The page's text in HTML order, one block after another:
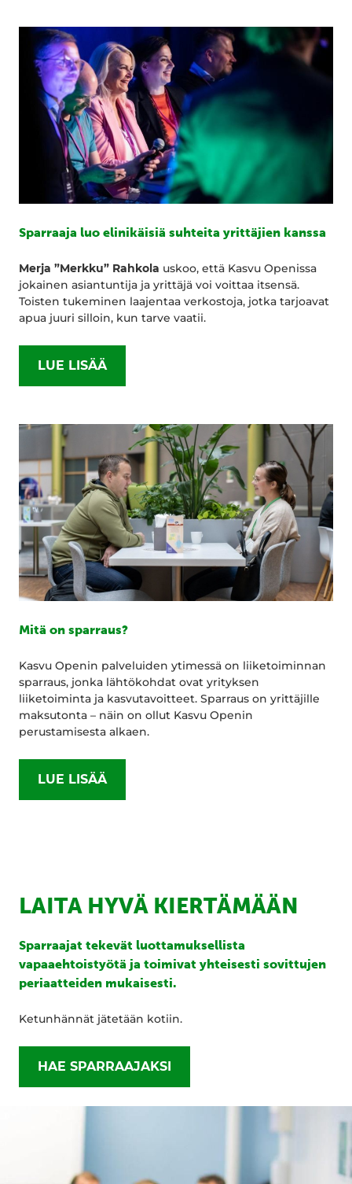
Sparraaja luo elinikäisiä suhteita yrittäjien kanssa
Merja ”Merkku” Rahkola uskoo, että Kasvu Openissa
jokainen asiantuntija ja yrittäjä voi voittaa itsensä.
Toisten tukeminen laajentaa verkostoja, jotka tarjoavat
apua juuri silloin, kun tarve vaatii.
LUE LISÄÄ
Mitä on sparraus?
Kasvu Openin palveluiden ytimessä on liiketoiminnan
sparraus, jonka lähtökohdat ovat yrityksen
liiketoiminta ja kasvutavoitteet. Sparraus on yrittäjille
maksutonta – näin on ollut Kasvu Openin
perustamisesta alkaen.
LUE LISÄÄ
LAITA HYVÄ KIERTÄMÄÄN
Sparraajat tekevät luottamuksellista
vapaaehtoistyötä ja toimivat yhteisesti sovittujen
periaatteiden mukaisesti.
Ketunhännät jätetään kotiin.
HAE SPARRAAJAKSI